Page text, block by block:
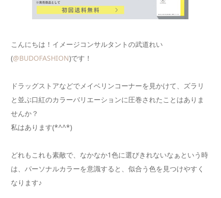
こんにちは！イメージコンサルタントの武道れい
(@BUDOFASHION)です！
ドラッグストアなどでメイベリンコーナーを見かけて、ズラリ
と並ぶ口紅のカラーバリエーションに圧巻されたことはありま
せんか？
私はあります(*^^*)
どれもこれも素敵で、なかなか1色に選びきれないなぁという時
は、パーソナルカラーを意識すると、似合う色を見つけやすく
なります♪